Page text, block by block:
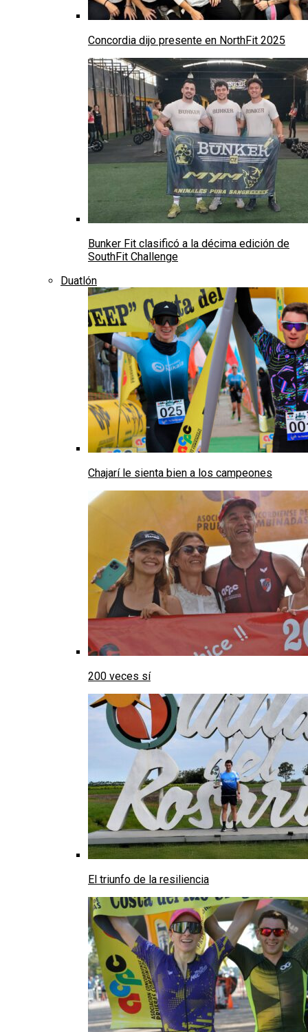
Concordia dijo presente en NorthFit 2025
Bunker Fit clasificó a la décima edición de
SouthFit Challenge
Duatlón
Chajarí le sienta bien a los campeones
200 veces sí
El triunfo de la resiliencia